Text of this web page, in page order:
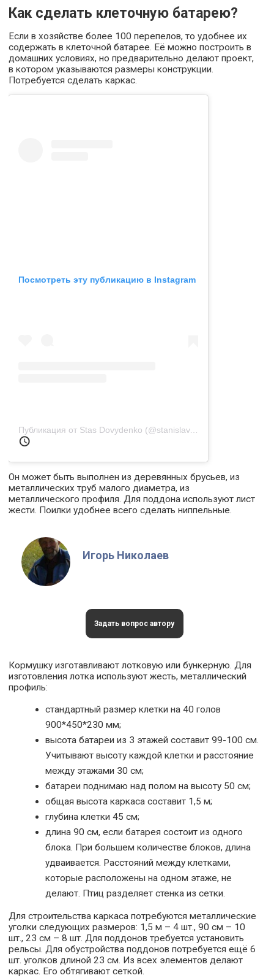
Как сделать клеточную батарею?
Если в хозяйстве более 100 перепелов, то удобнее их
содержать в клеточной батарее. Её можно построить в
домашних условиях, но предварительно делают проект,
в котором указываются размеры конструкции.
Потребуется сделать каркас.
Посмотреть эту публикацию в Instagram
Публикация от Stas Dovydenko (@stanislav.dovyd)
Он может быть выполнен из деревянных брусьев, из
металлических труб малого диаметра, из
металлического профиля. Для поддона используют лист
жести. Поилки удобнее всего сделать ниппельные.
Игорь Николаев
Задать вопрос автору
Кормушку изготавливают лотковую или бункерную. Для
изготовления лотка используют жесть, металлический
профиль:
стандартный размер клетки на 40 голов
900*450*230 мм;
высота батареи из 3 этажей составит 99-100 см.
Учитывают высоту каждой клетки и расстояние
между этажами 30 см;
батареи поднимаю над полом на высоту 50 см;
общая высота каркаса составит 1,5 м;
глубина клетки 45 см;
длина 90 см, если батарея состоит из одного
блока. При большем количестве блоков, длина
удваивается. Расстояний между клетками,
которые расположены на одном этаже, не
делают. Птиц разделяет стенка из сетки.
Для строительства каркаса потребуются металлические
уголки следующих размеров: 1,5 м – 4 шт., 90 см – 10
шт., 23 см – 8 шт. Для поддонов требуется установить
рельсы. Для обустройства поддонов потребуется ещё 6
шт. уголков длиной 23 см. Из всех элементов делают
каркас. Его обтягивают сеткой.